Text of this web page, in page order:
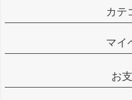
カテ
マイ
お